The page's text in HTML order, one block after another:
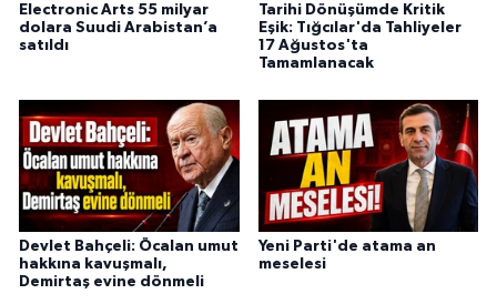
Electronic Arts 55 milyar
dolara Suudi Arabistan’a
satıldı
Tarihi Dönüşümde Kritik
Eşik: Tığcılar'da Tahliyeler
17 Ağustos'ta
Tamamlanacak
Devlet Bahçeli: Öcalan umut
hakkına kavuşmalı,
Demirtaş evine dönmeli
Yeni Parti'de atama an
meselesi